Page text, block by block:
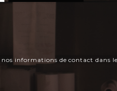
informations de contact dans